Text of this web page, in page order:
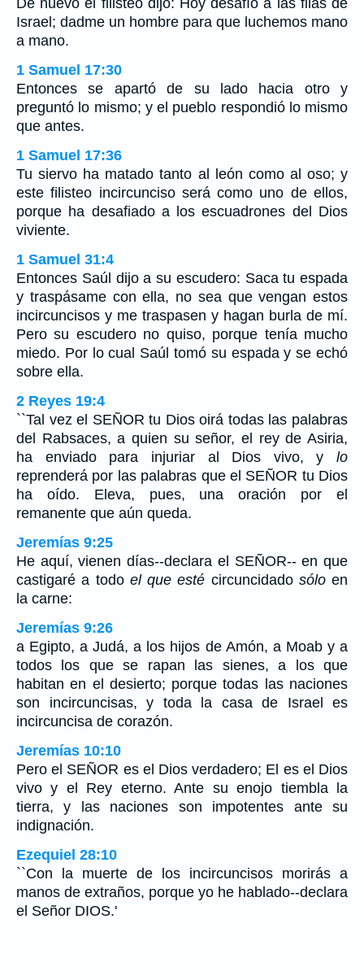
De nuevo el filisteo dijo: Hoy desafío a las filas de
Israel; dadme un hombre para que luchemos mano
a mano.
1 Samuel 17:30
Entonces se apartó de su lado hacia otro y
preguntó lo mismo; y el pueblo respondió lo mismo
que antes.
1 Samuel 17:36
Tu siervo ha matado tanto al león como al oso; y
este filisteo incircunciso será como uno de ellos,
porque ha desafiado a los escuadrones del Dios
viviente.
1 Samuel 31:4
Entonces Saúl dijo a su escudero: Saca tu espada
y traspásame con ella, no sea que vengan estos
incircuncisos y me traspasen y hagan burla de mí.
Pero su escudero no quiso, porque tenía mucho
miedo. Por lo cual Saúl tomó su espada y se echó
sobre ella.
2 Reyes 19:4
``Tal vez el SEÑOR tu Dios oirá todas las palabras
del Rabsaces, a quien su señor, el rey de Asiria,
ha enviado para injuriar al Dios vivo, y lo
reprenderá por las palabras que el SEÑOR tu Dios
ha oído. Eleva, pues, una oración por el
remanente que aún queda.
Jeremías 9:25
He aquí, vienen días--declara el SEÑOR-- en que
castigaré a todo el que esté circuncidado sóloen
la carne:
Jeremías 9:26
a Egipto, a Judá, a los hijos de Amón, a Moab y a
todos los que se rapan las sienes, a los que
habitan en el desierto; porque todas las naciones
son incircuncisas, y toda la casa de Israel es
incircuncisa de corazón.
Jeremías 10:10
Pero el SEÑOR es el Dios verdadero; El es el Dios
vivo y el Rey eterno. Ante su enojo tiembla la
tierra, y las naciones son impotentes ante su
indignación.
Ezequiel 28:10
``Con la muerte de los incircuncisos morirás a
manos de extraños, porque yo he hablado--declara
el Señor DIOS.'